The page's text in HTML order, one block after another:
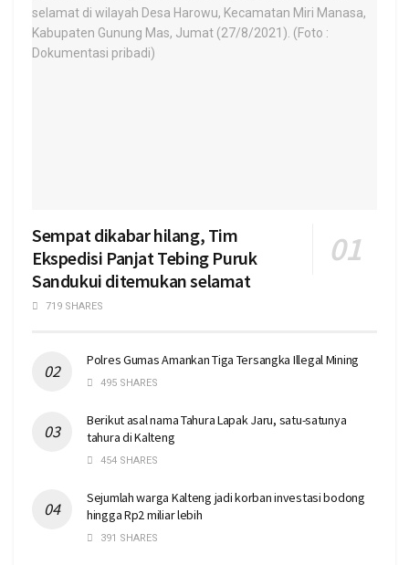
Sempat dikabar hilang, Tim
Ekspedisi Panjat Tebing Puruk
Sandukui ditemukan selamat
719 SHARES
Polres Gumas Amankan Tiga Tersangka Illegal Mining
495 SHARES
Berikut asal nama Tahura Lapak Jaru, satu-satunya
tahura di Kalteng
454 SHARES
Sejumlah warga Kalteng jadi korban investasi bodong
hingga Rp2 miliar lebih
391 SHARES